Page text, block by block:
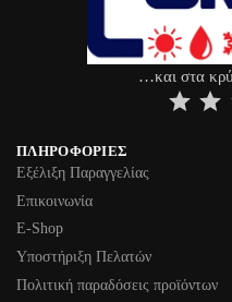
…και στα
ΠΛΗΡΟΦΟΡΊΕΣ
Εξέλιξη Παραγγελίας
Επικοινωνία
Ε-Shop
Υποστήριξη Πελατών
Πολιτική παραδόσεις προϊόντων